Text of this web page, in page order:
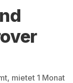
mietet 1 Monat